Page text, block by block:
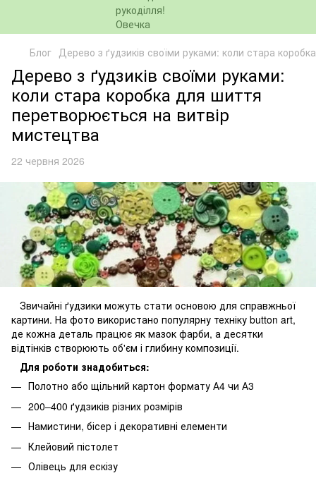
Блог Дерево з ґудзиків своїми руками: коли стара
Дерево з ґудзиків своїми руками:
коли стара коробка для шиття
перетворюється на витвір
мистецтва
22 червня 2026
Звичайні ґудзики можуть стати основою для справжньої
картини. На фото використано популярну техніку button art,
де кожна деталь працює як мазок фарби, а десятки
відтінків створюють об'єм і глибину композиції.
Для роботи знадобиться:
Полотно або щільний картон формату А4 чи А3
200–400 ґудзиків різних розмірів
Намистини, бісер і декоративні елементи
Клейовий пістолет
Олівець для ескізу